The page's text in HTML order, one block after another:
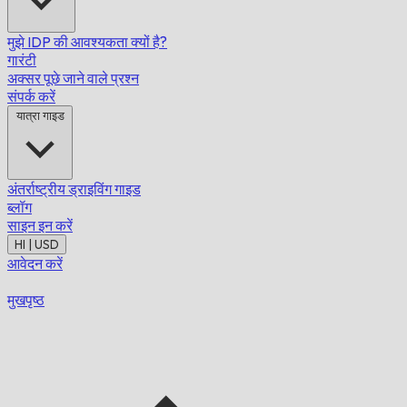
मुझे IDP की आवश्यकता क्यों है?
गारंटी
अक्सर पूछे जाने वाले प्रश्न
संपर्क करें
यात्रा गाइड
अंतर्राष्ट्रीय ड्राइविंग गाइड
ब्लॉग
साइन इन करें
HI | USD
आवेदन करें
मुखपृष्ठ